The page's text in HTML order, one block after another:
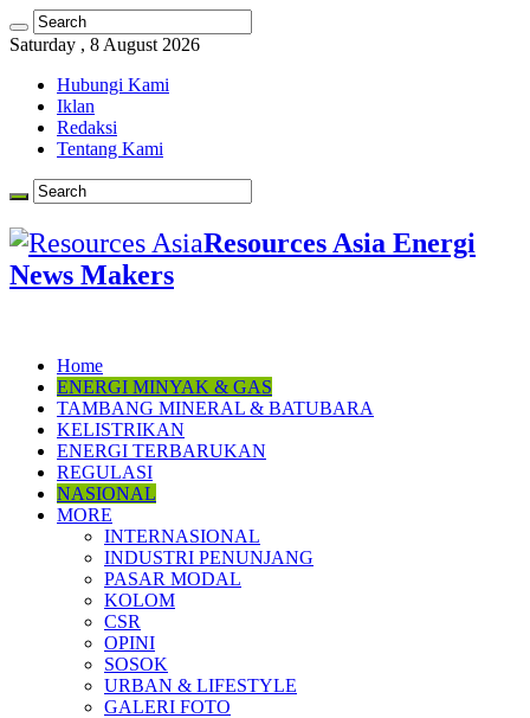
Saturday , 8 August 2026
Hubungi Kami
Iklan
Redaksi
Tentang Kami
Resources Asia Energi
News Makers
Home
ENERGI MINYAK & GAS
TAMBANG MINERAL & BATUBARA
KELISTRIKAN
ENERGI TERBARUKAN
REGULASI
NASIONAL
MORE
INTERNASIONAL
INDUSTRI PENUNJANG
PASAR MODAL
KOLOM
CSR
OPINI
SOSOK
URBAN & LIFESTYLE
GALERI FOTO